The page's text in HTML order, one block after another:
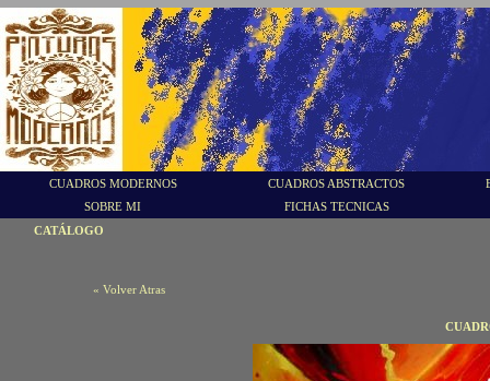
CUADROS MODERNOS CUADROS ABSTRACTOS
SOBRE MI
FICHAS TECNICAS
CATÁLOGO
« Volver Atras